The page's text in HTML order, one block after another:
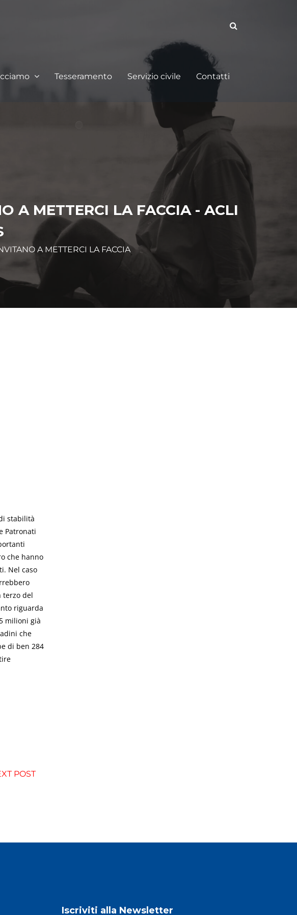
Tesseramento Servizio civile Contatti
A METTERCI LA FACCIA - ACLI
A METTERCI LA FACCIA
stabilità
Patronati
che hanno
Nel caso
terzo del
riguarda
milioni già
che
di ben 284
POST
Iscriviti alla Newsletter